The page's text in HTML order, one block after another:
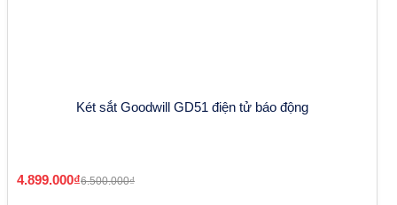
Két sắt Goodwill GD51 điện tử báo động
4.899.000₫6.500.000₫